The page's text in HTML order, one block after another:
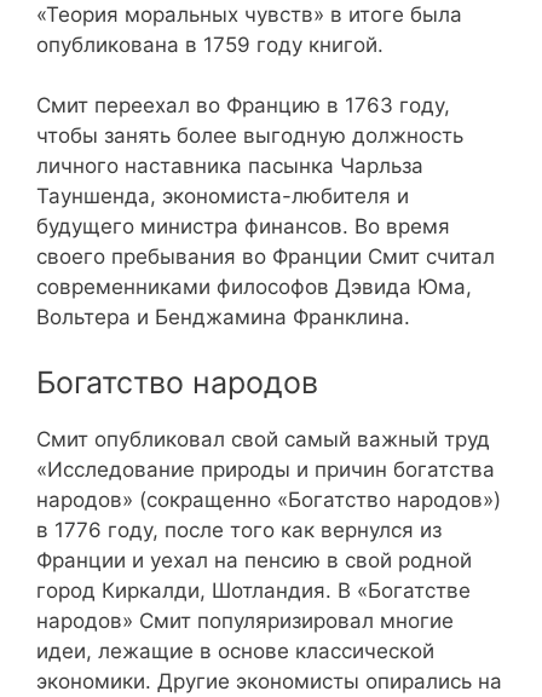
«Теория моральных чувств» в итоге была
опубликована в 1759 году книгой.
Смит переехал во Францию ​​в 1763 году,
чтобы занять более выгодную должность
личного наставника пасынка Чарльза
Тауншенда, экономиста-любителя и
будущего министра финансов. Во время
своего пребывания во Франции Смит считал
современниками философов Дэвида Юма,
Вольтера и Бенджамина Франклина.
Богатство народов
Смит опубликовал свой самый важный труд
«Исследование природы и причин богатства
народов» (сокращенно «Богатство народов»)
в 1776 году, после того как вернулся из
Франции и уехал на пенсию в свой родной
город Киркалди, Шотландия. В «Богатстве
народов» Смит популяризировал многие
идеи, лежащие в основе классической
экономики. Другие экономисты опирались на